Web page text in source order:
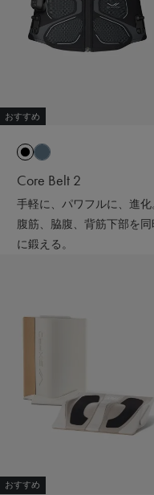
#SIXPAD
#シックスパッド
#着るだけで疲労回復
#ブラックコーデ#ニッ
おすすめ
Core Belt 2
手軽に、パワフルに、進化
腹筋、脇腹、背筋下部を同
に鍛える。
おすすめ